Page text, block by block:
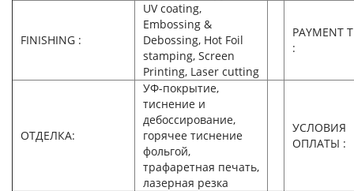
FINISHING :
UV coating,
Embossing &
Debossing, Hot Foil
stamping, Screen
Printing, Laser cutting
PAYMENT
:
ОТДЕЛКА:
УФ-покрытие,
тиснение и
дебоссирование,
горячее тиснение
фольгой,
трафаретная печать,
лазерная резка
УСЛОВИЯ
ОПЛАТЫ :